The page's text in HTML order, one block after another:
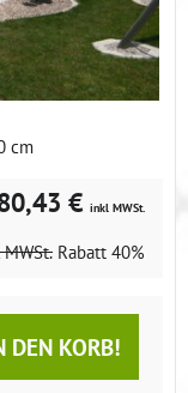
cm
€ inkl MWSt.
Rabatt 40%
DEN KORB!